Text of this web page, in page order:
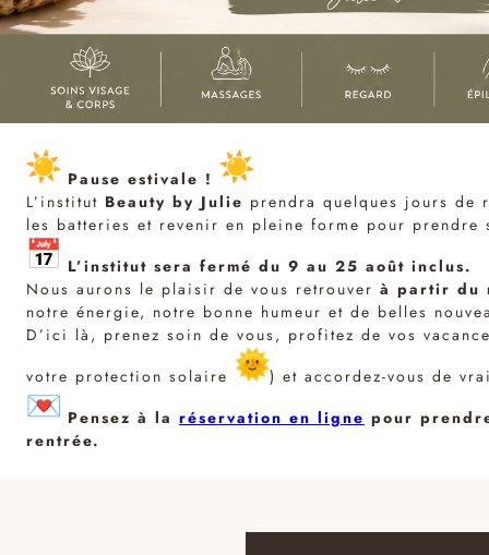
Pause estivale !
L’institut Beauty by Julie prendra quelques jours de
les batteries et revenir en pleine forme pour prendre
L’institut sera fermé du 9 au 25 août inclus.
Nous aurons le plaisir de vous retrouver à partir du
notre énergie, notre bonne humeur et de belles
D’ici là, prenez soin de vous, profitez de vos
votre protection solaire
) et accordez-vous de
Pensez à la réservation en ligne pour
rentrée.
Toutes nos esthéticiennes sont diplômées et
régulièrement formées aux dernière techniques.
Nous suivons plusieurs formations chaque année
pour rester à la pointe des nouveautés et vous
offrir le meilleur.
✦ Règles de rendez-vous et
con
Parce que chaque rendez-vous est précieux, nous
vous invitons à nous prévenir dès que possibles en
cas d’imprévu. Cela nous permet de proposer ce
créneau à une autre cliente. En cas de retard à
votre rendez-vous, nous pourrons être amenés à
réduire la durée de votre soin, afin de respecter
les horaires de rendez-vous des clientes suivantes.
ont un durée de validité d’un an
à partir de la date d’achat. Nous vous prions de
bien vouloir respecter ce délai et de prendre
contact avec nous dans les semaines suivant
l’acquisition de votre bon afin de pouvoir réserver